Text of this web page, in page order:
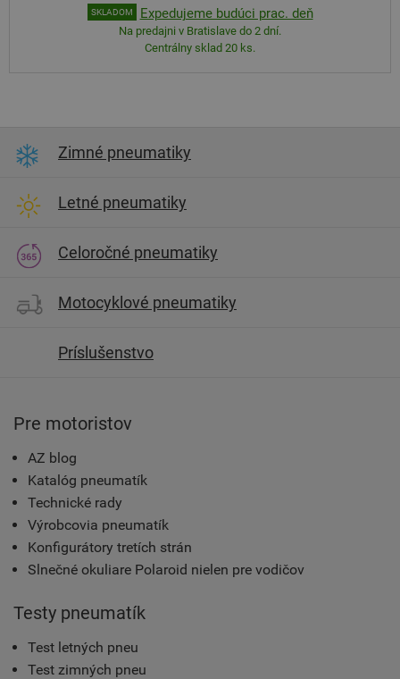
SKLADOM Expedujeme budúci prac. deň
Na predajni v Bratislave do 2 dní.
Centrálny sklad 20 ks.
Zimné pneumatiky
Letné pneumatiky
Celoročné pneumatiky
Motocyklové pneumatiky
Príslušenstvo
Pre motoristov
AZ blog
Katalóg pneumatík
Technické rady
Výrobcovia pneumatík
Konfigurátory tretích strán
Slnečné okuliare Polaroid nielen pre vodičov
Testy pneumatík
Test letných pneu
Test zimných pneu